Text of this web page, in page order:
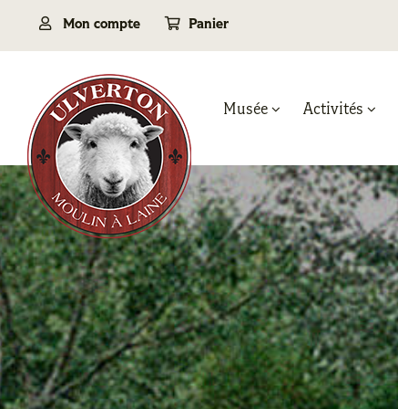
Passer
Mon compte Panier
Musée Activités